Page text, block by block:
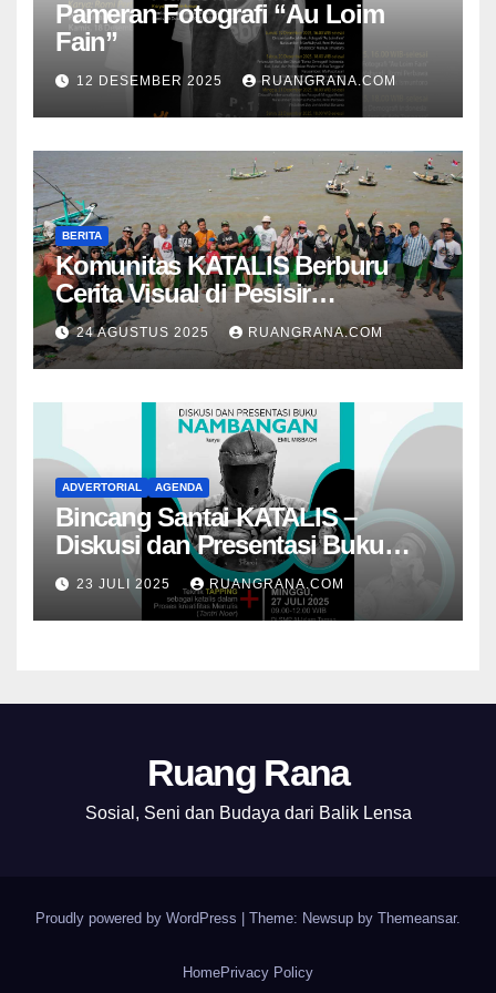
Pameran Fotografi “Au Loim
Fain”
12 DESEMBER 2025 RUANGRANA.COM
BERITA
Komunitas KATALIS Berburu
Cerita Visual di Pesisir
Nambangan
24 AGUSTUS 2025 RUANGRANA.COM
ADVERTORIAL AGENDA
Bincang Santai KATALIS –
Diskusi dan Presentasi Buku
Foto Nambangan
23 JULI 2025 RUANGRANA.COM
Ruang Rana
Sosial, Seni dan Budaya dari Balik Lensa
Proudly powered by WordPress Theme: Newsup by Themeansar.
HomePrivacy Policy